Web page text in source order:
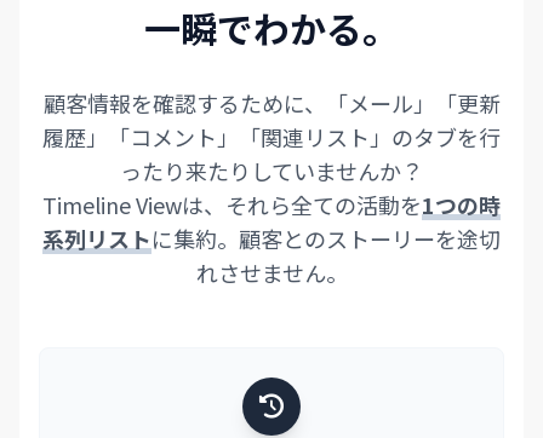
一瞬でわかる。
顧客情報を確認するために、「メール」「更新
履歴」「コメント」「関連リスト」のタブを行
ったり来たりしていませんか？
Timeline Viewは、それら全ての活動を1つの時
系列リストに集約。顧客とのストーリーを途切
れさせません。